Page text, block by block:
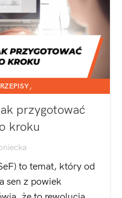
,
O.O.przygotować
kroku
to temat, który od
sen z powiek